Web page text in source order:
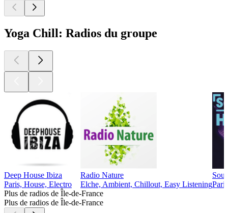
Yoga Chill: Radios du groupe
Deep House Ibiza
Paris, House, Electro
Radio Nature
Elche, Ambient, Chillout, Easy Listening
Plus de radios de Île-de-France
Plus de radios de Île-de-France